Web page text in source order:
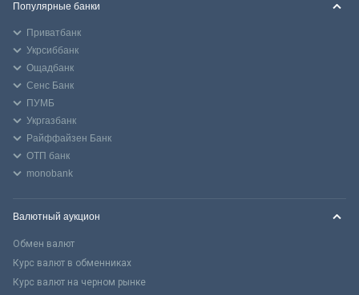
Популярные банки
Приватбанк
Укрсиббанк
Ощадбанк
Сенс Банк
ПУМБ
Укргазбанк
Райффайзен Банк
ОТП банк
monobank
Валютный аукцион
Обмен валют
Курс валют в обменниках
Курс валют на черном рынке